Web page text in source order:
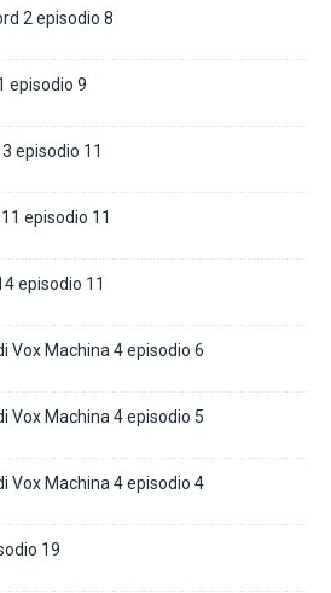
2 episodio 8
episodio 9
episodio 11
episodio 11
episodio 11
Vox Machina 4 episodio 6
Vox Machina 4 episodio 5
Vox Machina 4 episodio 4
19